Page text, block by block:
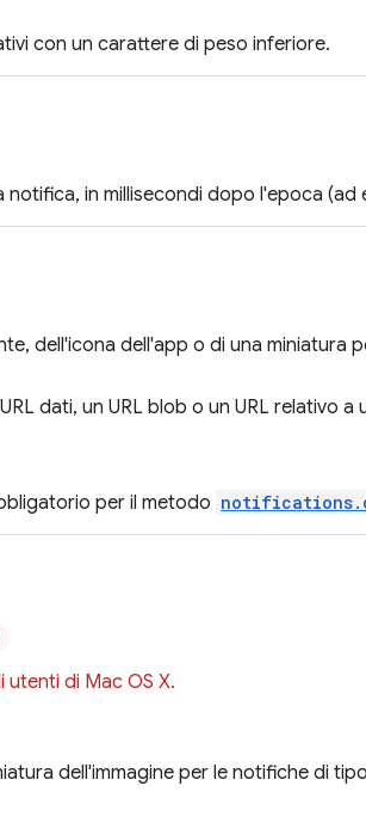
con un carattere di peso inferiore.
notifica, in millisecondi dopo l'epoca (ad
dell'icona dell'app o di una miniatura
dati, un URL blob o un URL relativo
per il metodo
utenti di Mac OS X.
dell'immagine per le notifiche di